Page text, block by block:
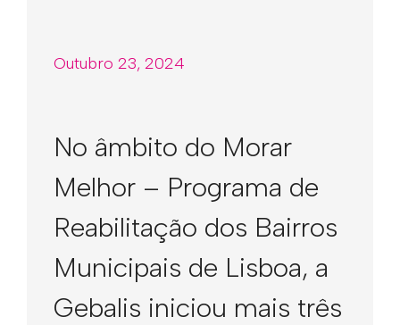
Outubro 23, 2024
No âmbito do Morar
Melhor – Programa de
Reabilitação dos Bairros
Municipais de Lisboa, a
Gebalis iniciou mais três